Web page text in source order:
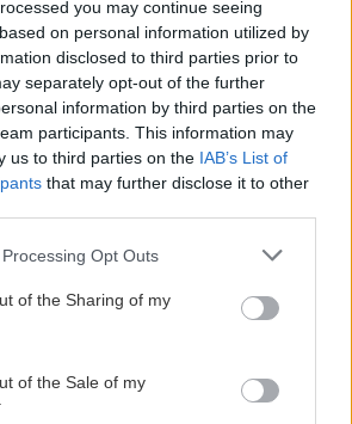
you may continue seeing
on personal information utilized by
disclosed to third parties prior to
separately opt-out of the further
information by third parties on the
participants. This information may
us to third parties on the IAB’s List of
that may further disclose it to other
Opt Outs
of the Sharing of my
of the Sale of my
20:00
ο ηθοποιός που
καρκίνο
19:50
η Ρεάλ Μαδρίτης
19:43
4 μαχαίρια και δύο ψαλίδια